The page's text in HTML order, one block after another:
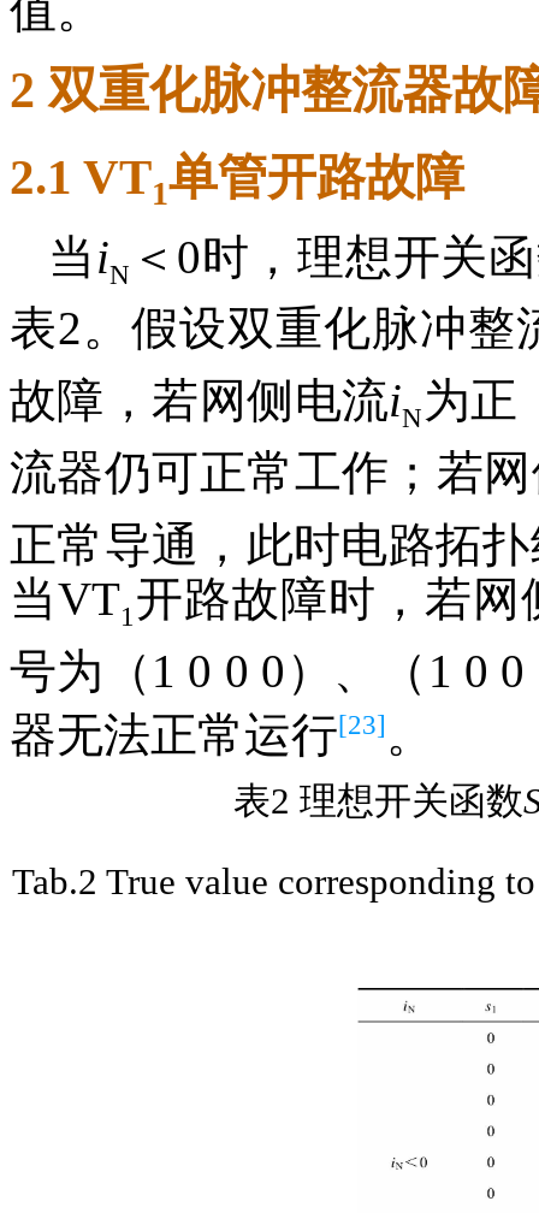
2 双重化脉冲整流器故
2.1 VT1单管开路故障
当iN ＜0时，理想开关
表2。假设双重化脉冲整
故障，若网侧电流iN为正
流器仍可正常工作；若
正常导通，此时电路拓
当VT1 开路故障时，若网
号为（1 0 0 0）、（1 0
器无法正常运行[23] 。
表2 理想开关函数
Tab.2 True value corresponding